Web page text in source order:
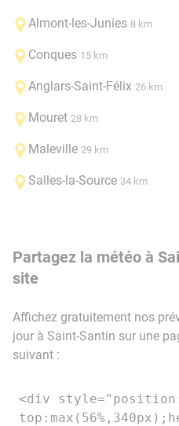
Almont-les-Junies 8 km
Conques 15 km
Anglars-Saint-Félix 26 km
Mouret 28 km
Maleville 29 km
Salles-la-Source 34 km
Partagez la météo à
site
Affichez gratuitement nos
jour à Saint-Santin sur une
suivant :